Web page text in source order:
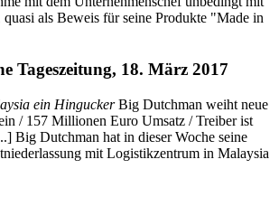
quasi als Beweis für seine Produkte "Made in
Tageszeitung, 18. März 2017
ein HinguckerBig Dutchman weiht neue
/ 157 Millionen Euro Umsatz / Treiber ist
Big Dutchman hat in dieser Woche seine
mit Logistikzentrum in Malaysia